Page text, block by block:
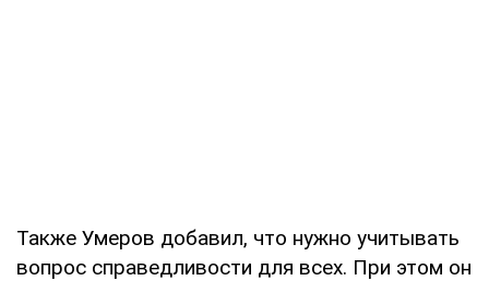
Также Умеров добавил, что нужно учитывать
вопрос справедливости для всех. При этом он